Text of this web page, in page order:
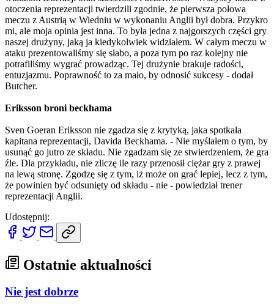
otoczenia reprezentacji twierdzili zgodnie, że pierwsza połowa
meczu z Austrią w Wiedniu w wykonaniu Anglii był dobra. Przykro
mi, ale moja opinia jest inna. To była jedna z najgorszych części gry
naszej drużyny, jaką ja kiedykolwiek widziałem. W całym meczu w
ataku prezentowaliśmy się słabo, a poza tym po raz kolejny nie
potrafiliśmy wygrać prowadząc. Tej drużynie brakuje radości,
entuzjazmu. Poprawność to za mało, by odnosić sukcesy - dodał
Butcher.
Eriksson broni beckhama
Sven Goeran Eriksson nie zgadza się z krytyką, jaka spotkała
kapitana reprezentacji, Davida Beckhama. - Nie myślałem o tym, by
usunąć go jutro ze składu. Nie zgadzam się ze stwierdzeniem, że gra
źle. Dla przykładu, nie zliczę ile razy przenosił ciężar gry z prawej
na lewą stronę. Zgodzę się z tym, iż może on grać lepiej, lecz z tym,
że powinien być odsunięty od składu - nie - powiedział trener
reprezentacji Anglii.
Udostępnij:
Ostatnie aktualności
Nie jest dobrze